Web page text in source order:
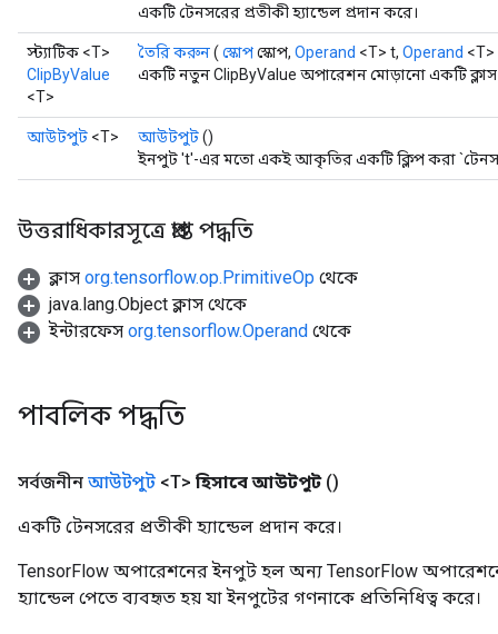
একটি টেনসরের প্রতীকী হ্যান্ডেল প্রদান করে।
স্ট্যাটিক <T>
ClipByValue
<T>
তৈরি করুন( স্কোপস্কোপ, Operand <T> t, Operand
একটি নতুন ClipByValue অপারেশন মোড়ানো একটি ক্লাস
আউটপুট <T> আউটপুট()
ইনপুট 't'-এর মতো একই আকৃতির একটি ক্লিপ করা
উত্তরাধিকারসূত্রে প্রাপ্ত পদ্ধতি
ক্লাস org.tensorflow.op.PrimitiveOp থেকে
java.lang.Object ক্লাস থেকে
ইন্টারফেস org.tensorflow.Operand থেকে
পাবলিক পদ্ধতি
সর্বজনীন আউটপুট <T> হিসাবে আউটপুট ()
একটি টেনসরের প্রতীকী হ্যান্ডেল প্রদান করে।
TensorFlow অপারেশনের ইনপুট হল অন্য TensorFlow
হ্যান্ডেল পেতে ব্যবহৃত হয় যা ইনপুটের গণনাকে প্রতিনিধিত্ব করে।